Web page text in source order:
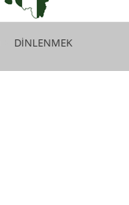
DİNLENMEK